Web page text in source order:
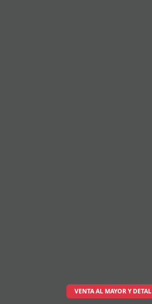
VENTA AL MAYOR Y DETAL